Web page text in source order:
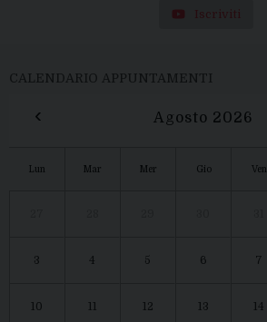
Iscriviti
CALENDARIO APPUNTAMENTI
‹ Agosto 2026
Lun Mar Mer Gio Ven
3 4 5 6 7
10 11 12 13 14